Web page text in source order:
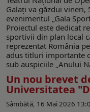
Galați va găzdui vineri,
evenimentul „Gala
Proiectul este dedicat
sportivii din plan local
reprezentat România
adus titluri importante
sub auspiciile „Anului
Un nou brevet
Universitatea
Sâmbătă, 16 Mai 2026